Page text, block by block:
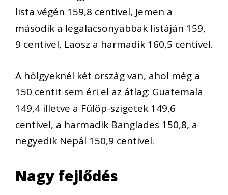
lista végén 159,8 centivel, Jemen a
második a legalacsonyabbak listáján 159,
9 centivel, Laosz a harmadik 160,5 centivel.
A hölgyeknél két ország van, ahol még a
150 centit sem éri el az átlag: Guatemala
149,4 illetve a Fülöp-szigetek 149,6
centivel, a harmadik Banglades 150,8, a
negyedik Nepál 150,9 centivel.
Nagy fejlődés